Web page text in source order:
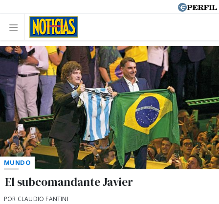
MUNDO
El subcomandante Javier
POR CLAUDIO FANTINI